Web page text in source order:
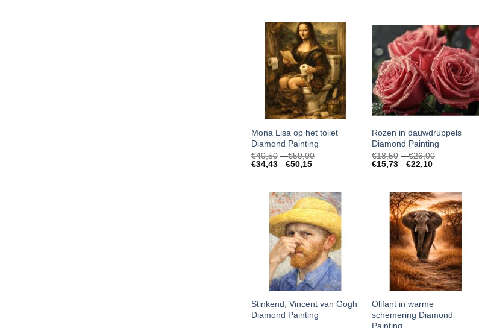
Mona Lisa op het toilet
Diamond Painting
€40,50 - €59,00
€34,43 - €50,15Prijsklasse:
Rozen in dauwdruppels
Diamond Painting
€18,50 - €26,00
€15,73 - €22,10Prijsklasse:
Stinkend, Vincent van Gogh
Diamond Painting
Olifant in warme
schemering Diamond
Painting